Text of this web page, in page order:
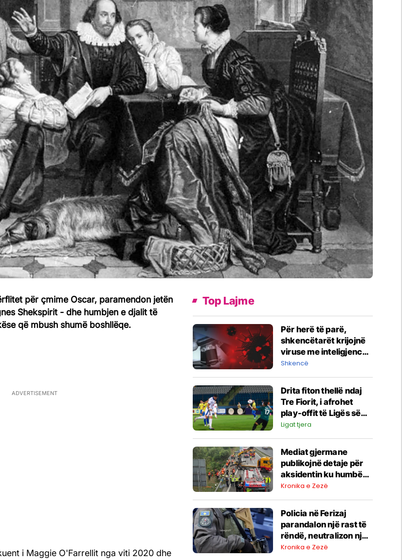
për çmime Oscar, paramendon jetën
Shekspirit - dhe humbjen e djalit të
që mbush shumë boshllëqe.
i Maggie O'Farrellit nga viti 2020 dhe
Top Lajme
Për herë të parë,
shkencëtarët krijojnë
viruse me inteligjencë
artificiale
Shkencë
Drita fiton thellë ndaj
Tre Fiorit, i afrohet
play-offit të Ligës së
Konferencës
Ligat tjera
Mediat gjermane
publikojnë detaje për
aksidentin ku humbën
jetën tre mërgimtarë
Ferizajt
Kronika e Zezë
Policia në Ferizaj
parandalon një rast të
rëndë, neutralizon një
31-vjeçar me armë
Kronika e Zezë